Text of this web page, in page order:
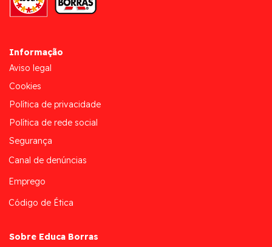
Informação
Aviso legal
Cookies
Política de privacidade
Política de rede social
Segurança
Canal de denúncias
Emprego
Código de Ética
Sobre Educa Borras